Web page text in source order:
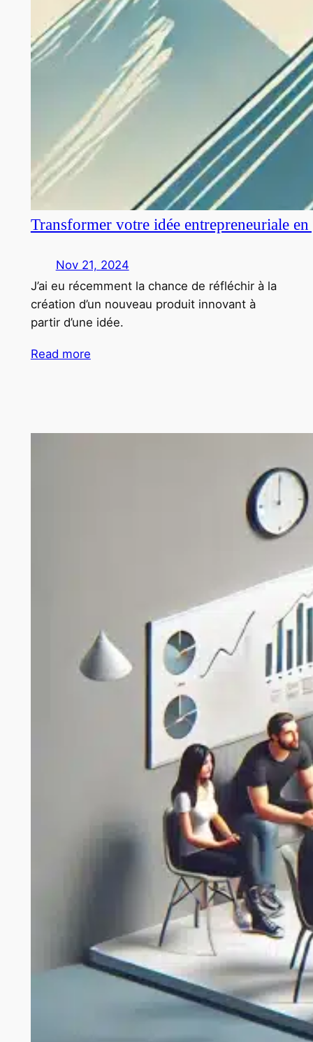
Transformer votre idée entrepreneuriale
Nov 21, 2024
J’ai eu récemment la chance de réfléchir à la
création d’un nouveau produit innovant à
partir d’une idée.
Read more